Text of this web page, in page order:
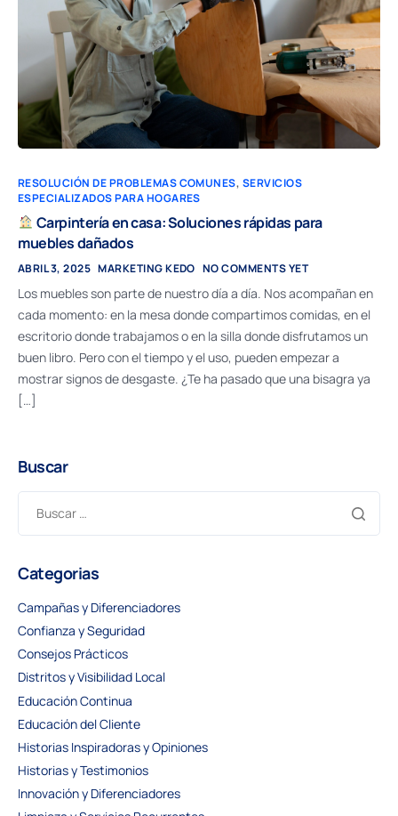
RESOLUCIÓN DE PROBLEMAS COMUNES, SERVICIOS
ESPECIALIZADOS PARA HOGARES
Carpintería en casa: Soluciones rápidas para
muebles dañados
ABRIL 3, 2025 MARKETING KEDO NO COMMENTS YET
Los muebles son parte de nuestro día a día. Nos acompañan en
cada momento: en la mesa donde compartimos comidas, en el
escritorio donde trabajamos o en la silla donde disfrutamos un
buen libro. Pero con el tiempo y el uso, pueden empezar a
mostrar signos de desgaste. ¿Te ha pasado que una bisagra ya
[…]
Buscar
Categorias
Campañas y Diferenciadores
Confianza y Seguridad
Consejos Prácticos
Distritos y Visibilidad Local
Educación Continua
Educación del Cliente
Historias Inspiradoras y Opiniones
Historias y Testimonios
Innovación y Diferenciadores